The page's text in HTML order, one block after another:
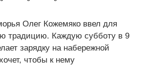
Олег Кожемяко ввел для
традицию. Каждую субботу в 9
зарядку на набережной
чтобы к нему